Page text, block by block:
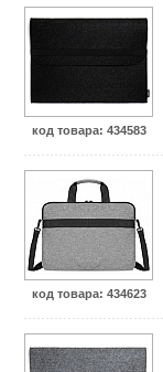
код товара: 434583
код товара: 434623